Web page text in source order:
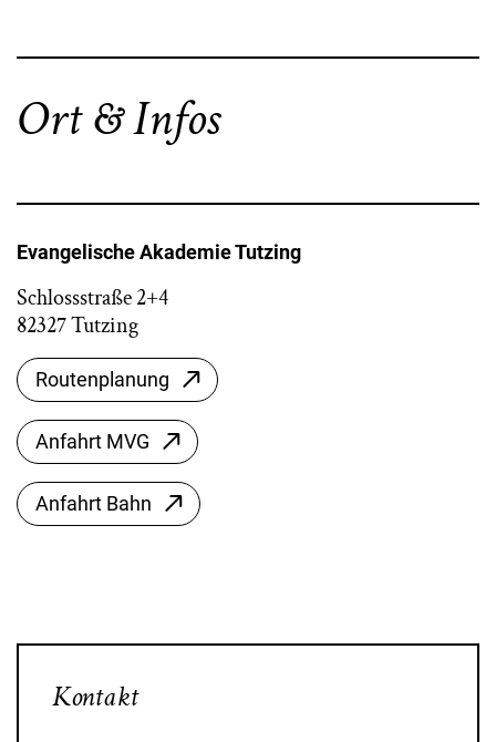
Ort & Infos
Evangelische Akademie Tutzing
Schlossstraße 2+4
82327 Tutzing
Routenplanung
Anfahrt MVG
Anfahrt Bahn
Kontakt